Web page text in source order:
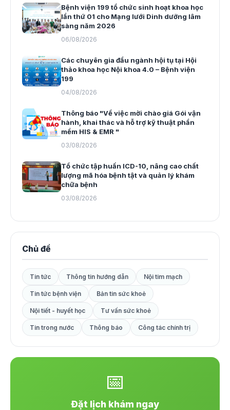
Bệnh viện 199 tổ chức sinh hoạt khoa học
lần thứ 01 cho Mạng lưới Dinh dưỡng lâm
sàng năm 2026
06/08/2026
Các chuyên gia đầu ngành hội tụ tại Hội
thảo khoa học Nội khoa 4.0 – Bệnh viện
199
04/08/2026
Thông báo "Về việc mời chào giá Gói vận
hành, khai thác và hỗ trợ kỹ thuật phần
mềm HIS & EMR "
03/08/2026
Tổ chức tập huấn ICD-10, nâng cao chất
lượng mã hóa bệnh tật và quản lý khám
chữa bệnh
03/08/2026
Chủ đề
Tin tức Thông tin hướng dẫn Nội tim mạch
Tin tức bệnh viện Bản tin sức khoẻ
Nội tiết - huyết học Tư vấn sức khoẻ
Tin trong nước Thông báo Công tác chính trị
📅
Đặt lịch khám ngay